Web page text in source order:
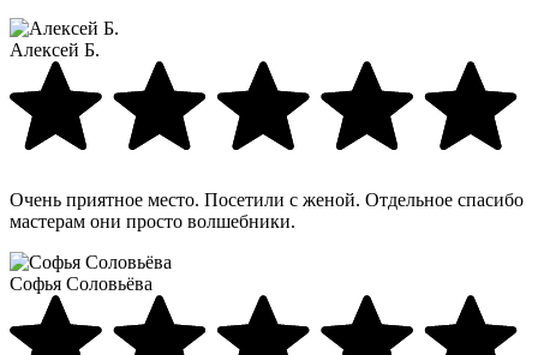
Алексей Б.
Очень приятное место. Посетили с женой. Отдельное спасибо
мастерам они просто волшебники.
Софья Соловьёва